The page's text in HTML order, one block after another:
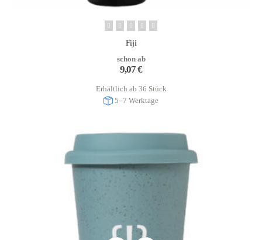
Fiji
schon ab
9,07€
Erhältlich ab 36 Stück
5–7 Werktage